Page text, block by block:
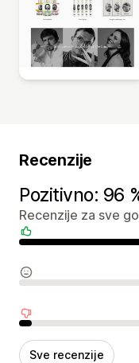
Recenzije
Pozitivno: 96
Recenzije za sve
Pozitivne recenzije
Neutralne recenzije
Negativne recenzije
Sve recenzije